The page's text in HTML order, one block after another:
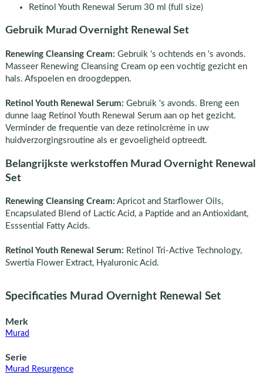
Retinol Youth Renewal Serum 30 ml (full size)
Gebruik Murad Overnight Renewal Set
Renewing Cleansing Cream: Gebruik 's ochtends en 's avonds.
Masseer Renewing Cleansing Cream op een vochtig gezicht en
hals. Afspoelen en droogdeppen.
Retinol Youth Renewal Serum: Gebruik 's avonds. Breng een
dunne laag Retinol Youth Renewal Serum aan op het gezicht.
Verminder de frequentie van deze retinolcrème in uw
huidverzorgingsroutine als er gevoeligheid optreedt.
Belangrijkste werkstoffen Murad Overnight Renewal
Set
Renewing Cleansing Cream: Apricot and Starflower Oils,
Encapsulated Blend of Lactic Acid, a Paptide and an Antioxidant,
Esssential Fatty Acids.
Retinol Youth Renewal Serum: Retinol Tri-Active Technology,
Swertia Flower Extract, Hyaluronic Acid.
Specificaties Murad Overnight Renewal Set
Merk
Murad
Serie
Murad Resurgence